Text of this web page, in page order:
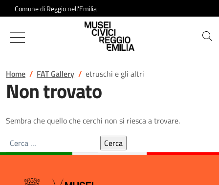
Salta al contenuto
Comune di Reggio nell'Emilia
Musei Civici di Reggio Emilia
Home FAT Gallery etruschi e gli altri
Non trovato
Sembra che quello che cerchi non si riesca a trovare.
Ricerca
per: